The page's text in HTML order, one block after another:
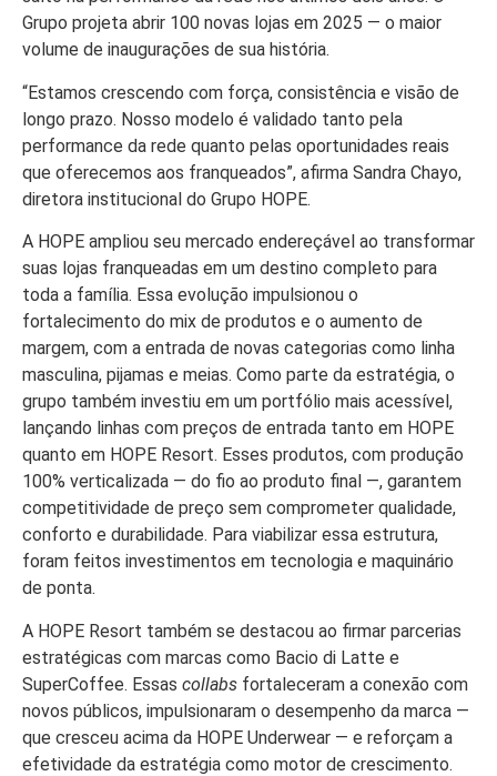
Grupo projeta abrir 100 novas lojas em 2025 — o maior
volume de inaugurações de sua história.
“Estamos crescendo com força, consistência e visão de
longo prazo. Nosso modelo é validado tanto pela
performance da rede quanto pelas oportunidades reais
que oferecemos aos franqueados”, afirma Sandra Chayo,
diretora institucional do Grupo HOPE.
A HOPE ampliou seu mercado endereçável ao transformar
suas lojas franqueadas em um destino completo para
toda a família. Essa evolução impulsionou o
fortalecimento do mix de produtos e o aumento de
margem, com a entrada de novas categorias como linha
masculina, pijamas e meias. Como parte da estratégia, o
grupo também investiu em um portfólio mais acessível,
lançando linhas com preços de entrada tanto em HOPE
quanto em HOPE Resort. Esses produtos, com produção
100% verticalizada — do fio ao produto final —, garantem
competitividade de preço sem comprometer qualidade,
conforto e durabilidade. Para viabilizar essa estrutura,
foram feitos investimentos em tecnologia e maquinário
de ponta.
A HOPE Resort também se destacou ao firmar parcerias
estratégicas com marcas como Bacio di Latte e
SuperCoffee. Essas collabs fortaleceram a conexão com
novos públicos, impulsionaram o desempenho da marca —
que cresceu acima da HOPE Underwear — e reforçam a
efetividade da estratégia como motor de crescimento.